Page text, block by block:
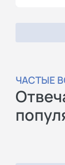
ЧАСТЫЕ